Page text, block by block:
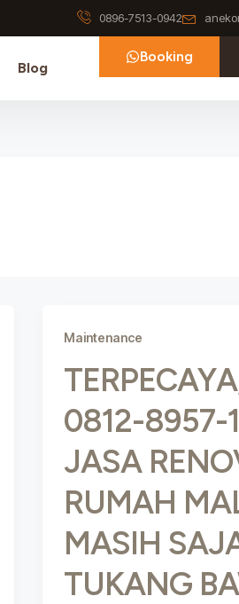
0896-7513-0942
Blog
Booking
Maintenance
0812-8957-
JASA
RUMAH
MASIH
TUKANG